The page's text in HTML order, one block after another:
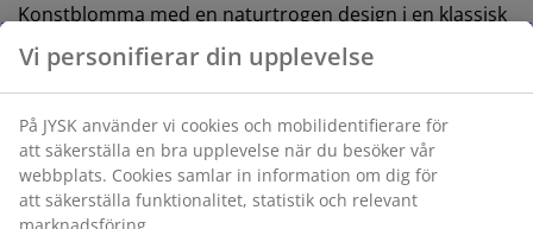
Konstblomma med en naturtrogen design i en klassisk
vit färg. Den erbjuder samma visuella intryck som en
riktig blomma, men utan något underhåll. Perfekt att
visa upp enskilt eller som en del av en större bukett.
H46 cm
Varunummer: 4912954
Vi personifierar din upplevelse
På JYSK använder vi cookies och mobilidentifierare för
att säkerställa en bra upplevelse när du besöker vår
webbplats. Cookies samlar in information om dig för
att säkerställa funktionalitet, statistik och relevant